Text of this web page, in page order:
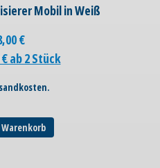
Mobil in Weiß
€
ab 2 Stück